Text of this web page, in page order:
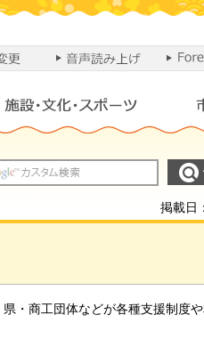
掲載日
・商工団体などが各種支援制度